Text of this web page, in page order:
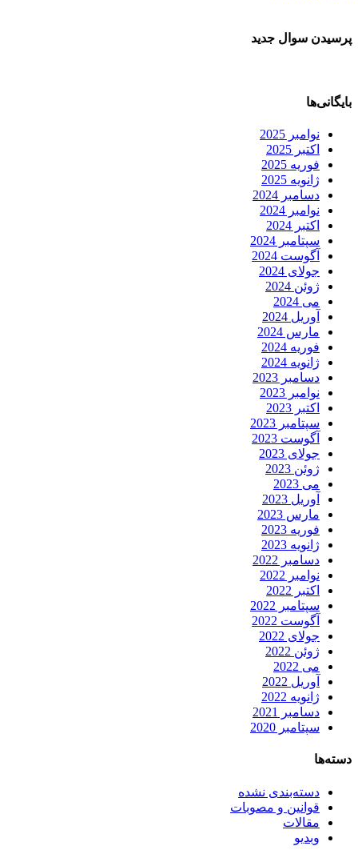
پرسیدن سوال جدید
بایگانی‌ها
نوامبر 2025
اکتبر 2025
فوریه 2025
ژانویه 2025
دسامبر 2024
نوامبر 2024
اکتبر 2024
سپتامبر 2024
آگوست 2024
جولای 2024
ژوئن 2024
می 2024
آوریل 2024
مارس 2024
فوریه 2024
ژانویه 2024
دسامبر 2023
نوامبر 2023
اکتبر 2023
سپتامبر 2023
آگوست 2023
جولای 2023
ژوئن 2023
می 2023
آوریل 2023
مارس 2023
فوریه 2023
ژانویه 2023
دسامبر 2022
نوامبر 2022
اکتبر 2022
سپتامبر 2022
آگوست 2022
جولای 2022
ژوئن 2022
می 2022
آوریل 2022
ژانویه 2022
دسامبر 2021
سپتامبر 2020
دسته‌ها
دسته‌بندی نشده
قوانین و مصوبات
مقالات
وبدیو